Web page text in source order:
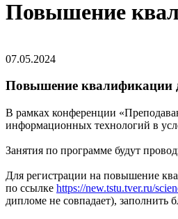
Повышение
07.05.2024
Повышение квалификации
В рамках конференции
информационных технологий в
Занятия по программе будут
Для регистрации на повышение
по ссылке https://new.tstu.tver.ru/
дипломе не совпадает), заполнить